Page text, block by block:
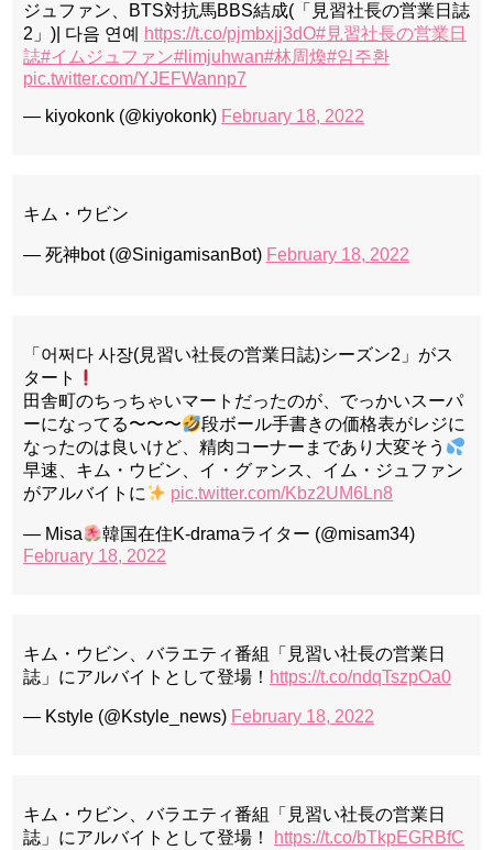
ジュファン、BTS対抗馬BBS結成(「見習社長の営業日誌
2」)| 다음 연예
https://t.co/pjmbxjj3dO#見習社長の営業日
誌#イムジュファン#limjuhwan#林周煥#임주환
pic.twitter.com/YJEFWannp7
— kiyokonk (@kiyokonk) February 18, 2022
キム・ウビン
— 死神bot (@SinigamisanBot) February 18, 2022
「어쩌다 사장(見習い社長の営業日誌)シーズン2」がス
タート
田舎町のちっちゃいマートだったのが、でっかいスーパ
ーになってる〜〜〜
段ボール手書きの価格表がレジに
なったのは良いけど、精肉コーナーまであり大変そう
早速、キム・ウビン、イ・グァンス、イム・ジュファン
がアルバイトに
pic.twitter.com/Kbz2UM6Ln8
— Misa
韓国在住K-dramaライター (@misam34)
February 18, 2022
キム・ウビン、バラエティ番組「見習い社長の営業日
誌」にアルバイトとして登場！ https://t.co/ndqTszpOa0
— Kstyle (@Kstyle_news) February 18, 2022
キム・ウビン、バラエティ番組「見習い社長の営業日
誌」にアルバイトとして登場！
https://t.co/bTkpEGRBfC